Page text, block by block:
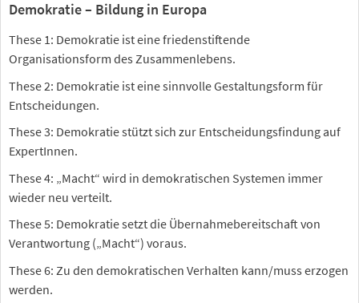
Demokratie – Bildung in Europa
These 1: Demokratie ist eine friedenstiftende
Organisationsform des Zusammenlebens.
These 2: Demokratie ist eine sinnvolle Gestaltungsform für
Entscheidungen.
These 3: Demokratie stützt sich zur Entscheidungsfindung auf
ExpertInnen.
These 4: „Macht“ wird in demokratischen Systemen immer
wieder neu verteilt.
These 5: Demokratie setzt die Übernahmebereitschaft von
Verantwortung („Macht“) voraus.
These 6: Zu den demokratischen Verhalten kann/muss erzogen
werden.